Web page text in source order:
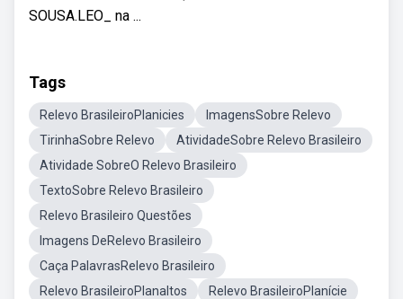
SOUSA.LEO_ na ...
Tags
Relevo BrasileiroPlanicies
ImagensSobre Relevo
TirinhaSobre Relevo
AtividadeSobre Relevo Brasileiro
Atividade SobreO Relevo Brasileiro
TextoSobre Relevo Brasileiro
Relevo Brasileiro Questões
Imagens DeRelevo Brasileiro
Caça PalavrasRelevo Brasileiro
Relevo BrasileiroPlanaltos
Relevo BrasileiroPlanície